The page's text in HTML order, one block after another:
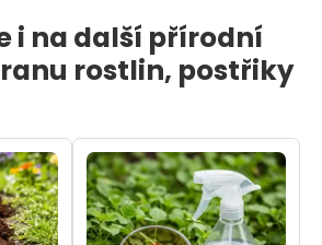
i na další přírodní
rostlin, postřiky